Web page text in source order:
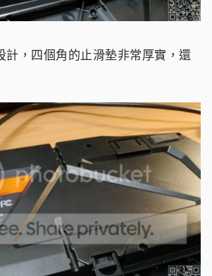
計，四個角的止滑墊非常厚實，還